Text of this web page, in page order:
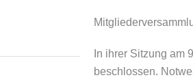
In ihrer Sitzung am
beschlossen.